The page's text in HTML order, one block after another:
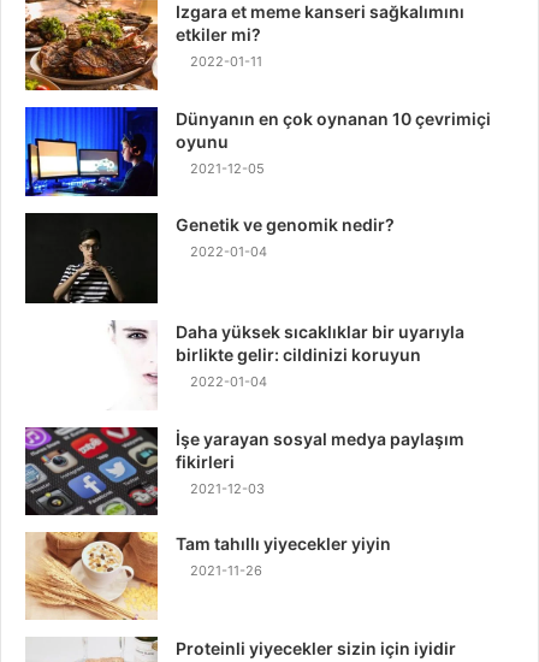
Izgara et meme kanseri sağkalımını
etkiler mi?
2022-01-11
Dünyanın en çok oynanan 10 çevrimiçi
oyunu
2021-12-05
Genetik ve genomik nedir?
2022-01-04
Daha yüksek sıcaklıklar bir uyarıyla
birlikte gelir: cildinizi koruyun
2022-01-04
İşe yarayan sosyal medya paylaşım
fikirleri
2021-12-03
Tam tahıllı yiyecekler yiyin
2021-11-26
Proteinli yiyecekler sizin için iyidir